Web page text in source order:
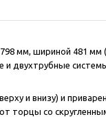
мм, шириной 481 мм
двухтрубные
и внизу) и
торцы со